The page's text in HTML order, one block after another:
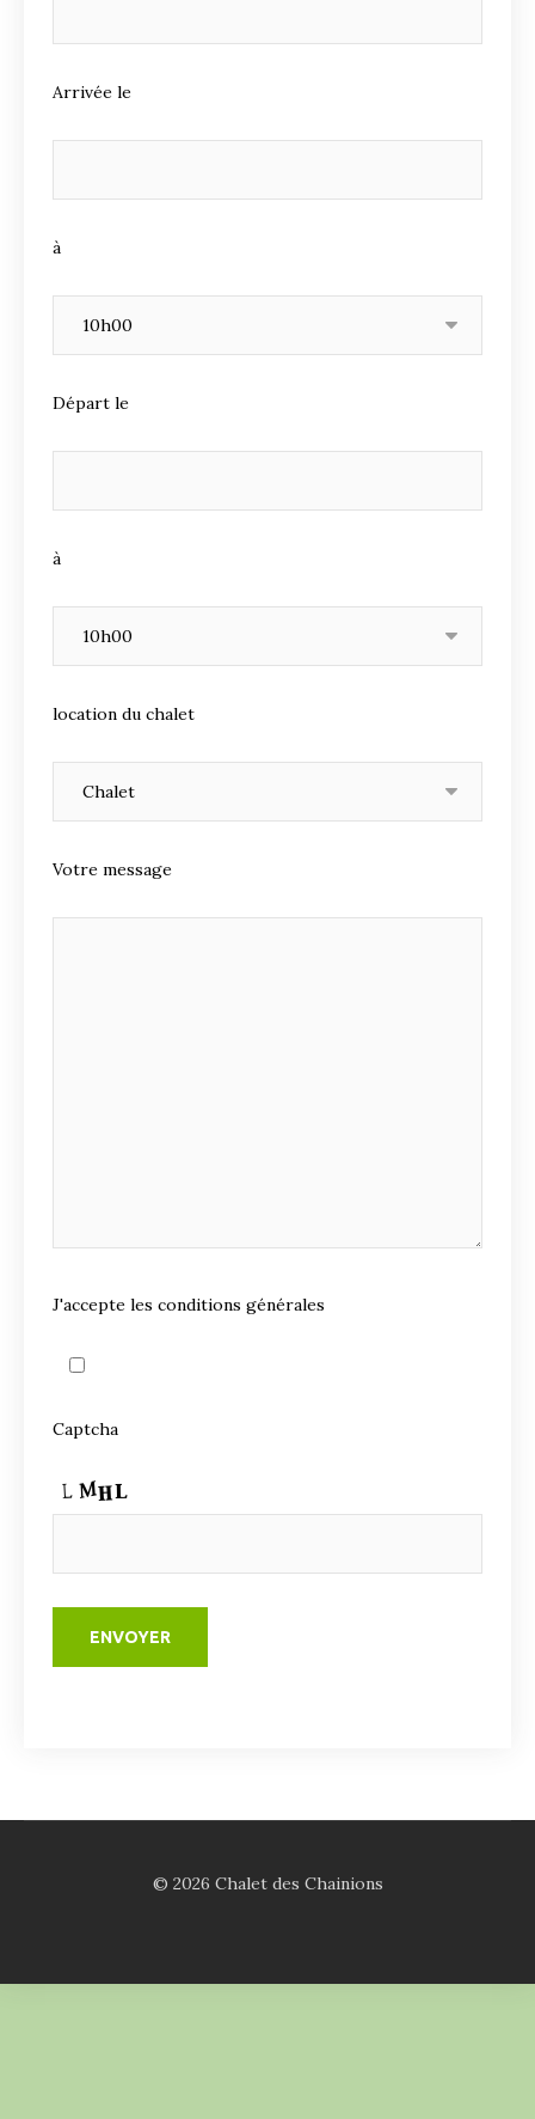
Arrivée le
à
Départ le
à
location du chalet
Votre message
J'accepte les conditions générales
Captcha
© 2026 Chalet des Chainions